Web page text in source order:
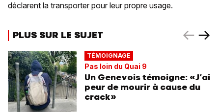
déclarent la transporter pour leur propre usage.
PLUS SUR LE SUJET
TÉMOIGNAGE
Pas loin du Quai 9
Un Genevois témoigne: «J’ai
peur de mourir à cause du
crack»